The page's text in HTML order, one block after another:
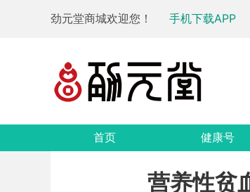
劲元堂商城欢迎您！ 手机下载APP
首页 健康号
营养性贫